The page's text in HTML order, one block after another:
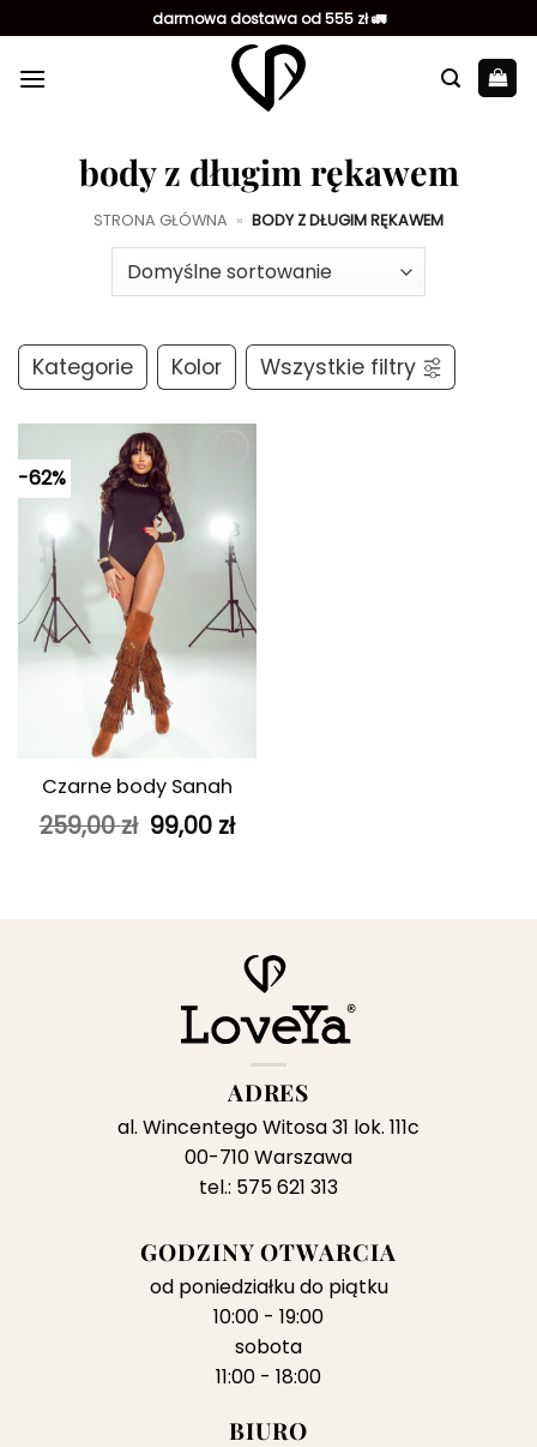
do
zawartości
darmowa dostawa od 555 zł 🚛
body z długim rękawem
STRONA GŁÓWNA » BODY Z DŁUGIM RĘKAWEM
Kategorie Kolor Wszystkie filtry
-62%
ulubionych
Czarne body Sanah
259,00zł Pierwotna
cena
99,00 złAktualna
ADRES
al. Wincentego Witosa 31 lok. 111c
00-710 Warszawa
tel.: 575 621 313
GODZINY OTWARCIA
od poniedziałku do piątku
10:00 - 19:00
sobota
11:00 - 18:00
BIURO